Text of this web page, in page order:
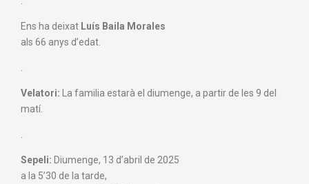
Ens ha deixat Luís Baila Morales
als 66 anys d’edat.
Velatori: La familia estarà el diumenge, a partir de les 9 del
matí.
Sepeli: Diumenge, 13 d’abril de 2025
a la 5’30 de la tarde,